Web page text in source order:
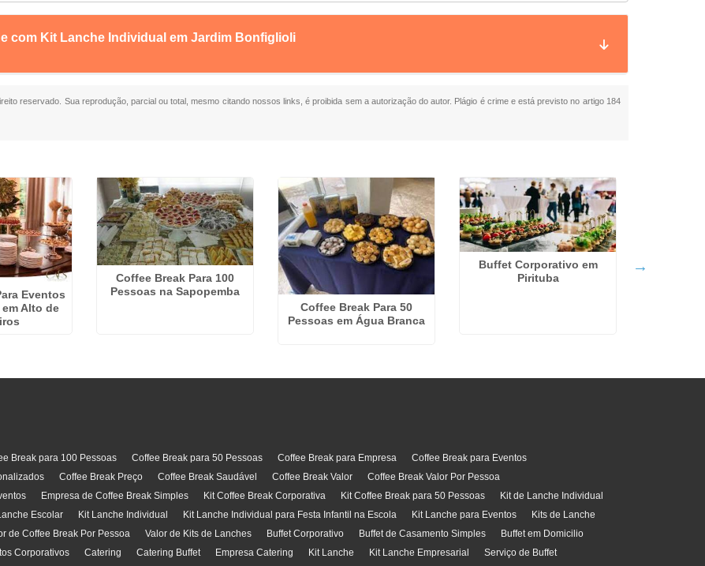
com Kit Lanche Individual em Jardim Bonfiglioli
reservado. Sua reprodução, parcial ou total, mesmo citando nossos links, é proibida sem a autorização do autor. Plágio é crime e está previsto no artigo 184
Eventos
Alto de
Coffee Break Para 100
Pessoas na Sapopemba
Coffee Break Para 50
Pessoas em Água Branca
Buffet Corporativo em
Pirituba
Break para 100 Pessoas Coffee Break para 50 Pessoas Coffee Break para Empresa
Coffee Break para Eventos
Coffee Break Preço Coffee Break Saudável Coffee Break Valor
Coffee Break Valor Por Pessoa
Empresa de Coffee Break Simples Kit Coffee Break Corporativa Kit Coffee Break para 50 Pessoas
Kit de Lanche Individual
Escolar Kit Lanche Individual Kit Lanche Individual para Festa Infantil na Escola Kit Lanche para Eventos
Kits de Lanche
de Coffee Break Por Pessoa Valor de Kits de Lanches Buffet Corporativo Buffet de Casamento Simples
Buffet em Domicilio
Corporativos Catering Catering Buffet Empresa Catering Kit Lanche Kit Lanche Empresarial Serviço de Buffet